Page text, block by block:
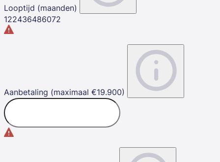
Looptijd (maanden)
122436486072
Aanbetaling (maximaal €19.900)